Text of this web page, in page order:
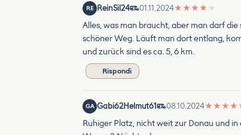
RE ReinSil24 01.11.2024★ ★ ★ ★ ★
Alles, was man braucht, aber man darf
schöner Weg. Läuft man dort entlang,
und zurück sind es ca. 5, 6 km.
Rispondi
GA Gabi62Helmut61 08.10.2024★ ★ ★ ★
Ruhiger Platz, nicht weit zur Donau und